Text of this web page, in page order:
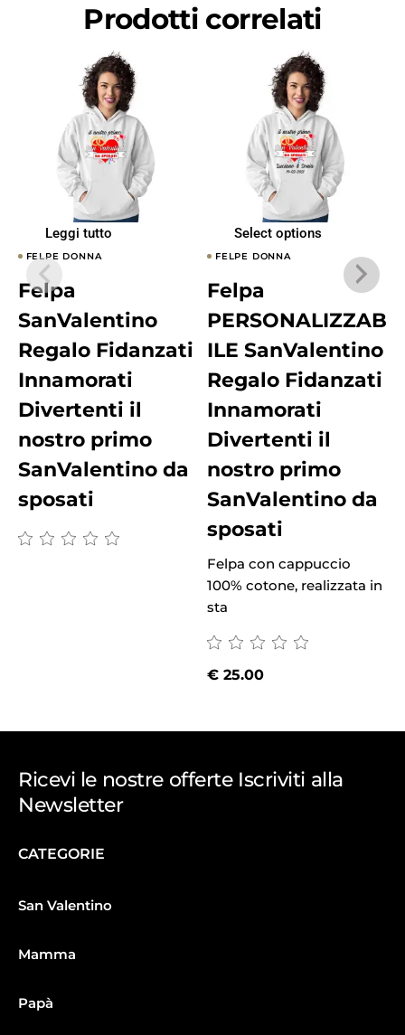
Prodotti correlati
Leggi tutto
FELPE DONNA
Felpa
SanValentino
Regalo Fidanzati
Innamorati
Divertenti il
nostro primo
SanValentino da
sposati
Select options
FELPE DONNA
Felpa
PERSONALIZZAB
ILE SanValentino
Regalo Fidanzati
Innamorati
Divertenti il
nostro primo
SanValentino da
sposati
Felpa con cappuccio
100% cotone, realizzata in
sta
€ 25.00
Ricevi le nostre offerte Iscriviti alla
Newsletter
CATEGORIE
San Valentino
Mamma
Papà